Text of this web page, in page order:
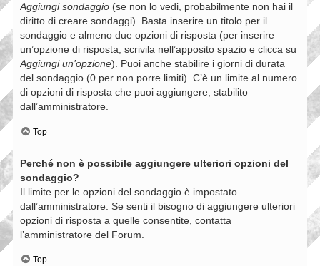
Aggiungi sondaggio (se non lo vedi, probabilmente non hai il
diritto di creare sondaggi). Basta inserire un titolo per il
sondaggio e almeno due opzioni di risposta (per inserire
un’opzione di risposta, scrivila nell’apposito spazio e clicca su
Aggiungi un’opzione). Puoi anche stabilire i giorni di durata
del sondaggio (0 per non porre limiti). C’è un limite al numero
di opzioni di risposta che puoi aggiungere, stabilito
dall’amministratore.
Top
Perché non è possibile aggiungere ulteriori opzioni del
sondaggio?
Il limite per le opzioni del sondaggio è impostato
dall’amministratore. Se senti il bisogno di aggiungere ulteriori
opzioni di risposta a quelle consentite, contatta
l’amministratore del Forum.
Top